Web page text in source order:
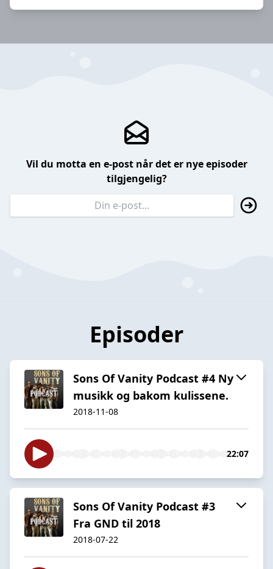
Vil du motta en e-post når det er nye episoder
tilgjengelig?
Episoder
Sons Of Vanity Podcast #4 Ny
musikk og bakom kulissene.
2018-11-08
22:07
Sons Of Vanity Podcast #3
Fra GND til 2018
2018-07-22